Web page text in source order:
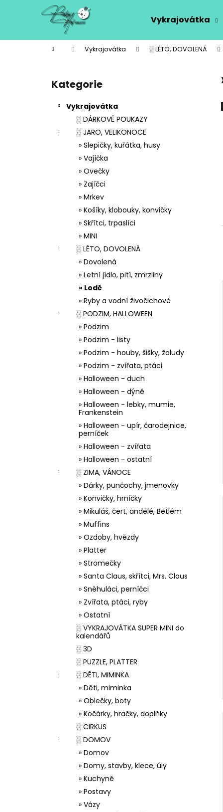
Vykrajovátka
Domů Vykrajovátka ░ LÉTO, DOVOLENÁ
Přeskočit
kategorie
Kategorie
Vykrajovátka
░ DÁRKOVÉ POUKAZY
░ JARO, VELIKONOCE
» Slepičky, kuřátka, husy
» Vajíčka
» Ovečky
» Zajíčci
» Mrkev
» Košíky, klobouky, konvičky
» Skřítci, trpaslíci
» MINI
░ LÉTO, DOVOLENÁ
» Dovolená
» Letní jídlo, pití, zmrzliny
» Lodě
» Ryby a vodní živočichové
░ PODZIM, HALLOWEEN
» Podzim
» Podzim - listy
» Podzim - houby, šišky, žaludy
» Podzim - zvířata, ptáci
» Halloween - duch
» Halloween - dýně
» Halloween - lebky, mumie,
Frankenstein
» Halloween - upír, čarodejnice,
perníček
» Halloween - zvířata
» Halloween - ostatní
░ ZIMA, VÁNOCE
» Dárky, punčochy, jmenovky
» Konvičky, hrníčky
» Mikuláš, čert, andělé, Betlém
» Muffins
» Ozdoby, hvězdy
» Platter
» Stromečky
» Santa Claus, skřítci, Mrs. Claus
» Sněhuláci, perníčci
» Zvířata, ptáci, ryby
» Ostatní
░ VYKRAJOVÁTKA SUPER MINI do
kalendářů
░ 3D
░ PUZZLE, PLATTER
░ DĚTI, MIMINKA
» Děti, miminka
» Oblečky, boty
» Kočárky, hračky, doplňky
░ CIRKUS
░ DOMOV
» Domov
» Domy, stavby, klece, úly
» Kuchyně
» Postavy
» Vázy
í
Zpět
do
Zpět
do
33001 ZDOBÍCÍ SÁČEK